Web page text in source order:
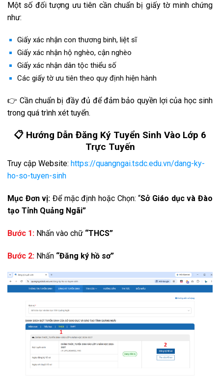
Một số đối tượng ưu tiên cần chuẩn bị giấy tờ minh chứng
như:
Giấy xác nhận con thương binh, liệt sĩ
Giấy xác nhận hộ nghèo, cận nghèo
Giấy xác nhận dân tộc thiểu số
Các giấy tờ ưu tiên theo quy định hiện hành
👉 Cần chuẩn bị đầy đủ để đảm bảo quyền lợi của học sinh
trong quá trình xét tuyển.
📋 Hướng Dẫn Đăng Ký Tuyển Sinh Vào Lớp 6
Trực Tuyến
Truy cập Website: https://quangngai.tsdc.edu.vn/dang-ky-
ho-so-tuyen-sinh
Mục Đơn vị: Để mặc định hoặc Chọn: “Sở Giáo dục và Đào
tạo Tỉnh Quảng Ngãi”
Bước 1: Nhấn vào chữ “THCS”
Bước 2: Nhấn “Đăng ký hồ sơ”